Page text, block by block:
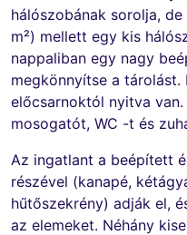
hálószobának sorolja,
m²) mellett egy kis
nappaliban egy nagy
megkönnyítse a
előcsarnoktól nyitva
mosogatót, WC -t és
Az ingatlant a beépített
részével (kanapé,
hűtőszekrény) adják el,
az elemeket. Néhány